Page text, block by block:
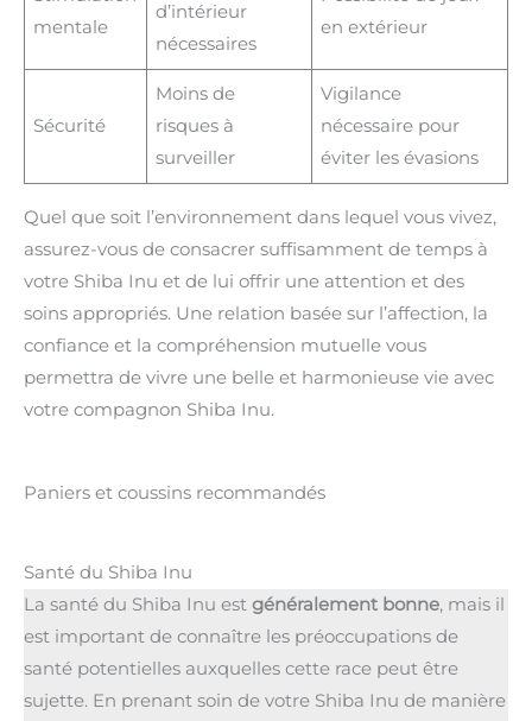
mentale
d’intérieur
nécessaires
en extérieur
Sécurité
Moins de
risques à
surveiller
Vigilance
nécessaire pour
éviter les évasions
Quel que soit l’environnement dans lequel vous vivez,
assurez-vous de consacrer suffisamment de temps à
votre Shiba Inu et de lui offrir une attention et des
soins appropriés. Une relation basée sur l’affection, la
confiance et la compréhension mutuelle vous
permettra de vivre une belle et harmonieuse vie avec
votre compagnon Shiba Inu.
Paniers et coussins recommandés
Santé du Shiba Inu
La santé du Shiba Inu est généralement bonne, mais il
est important de connaître les préoccupations de
santé potentielles auxquelles cette race peut être
sujette. En prenant soin de votre Shiba Inu de manière